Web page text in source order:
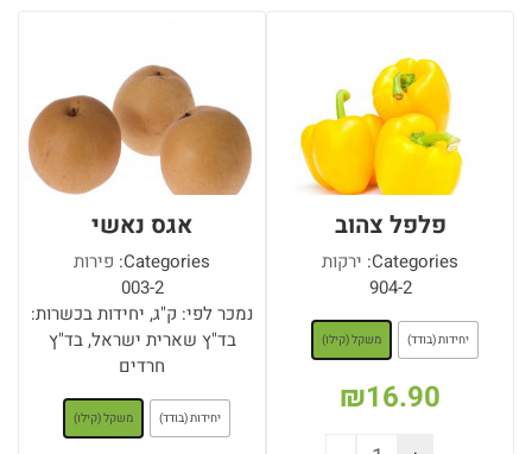
פלפל צהוב
Categories: ירקות
904-2
יחידות (בודד) משקל (קילו)
₪16.90
אגס נאשי
Categories: פירות
003-2
נמכר לפי: ק"ג, יחידות בכשרות:
בד"ץ שארית ישראל, בד"ץ
חרדים
יחידות (בודד) משקל (קילו)